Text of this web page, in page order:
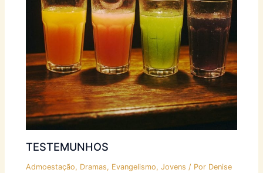
TESTEMUNHOS
Admoestação, Dramas, Evangelismo,Jovens / Por Denise